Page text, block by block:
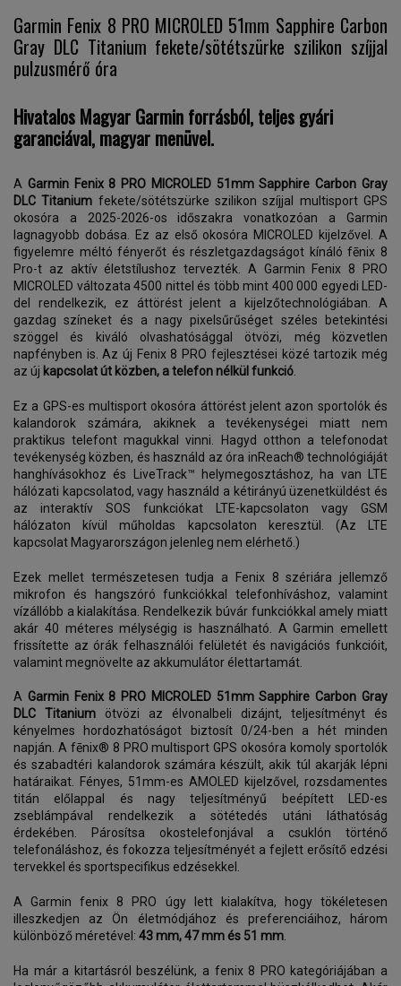
Garmin Fenix 8 PRO MICROLED 51mm Sapphire Carbon
Gray DLC Titanium fekete/sötétszürke szilikon szíjjal
pulzusmérő óra
Hivatalos Magyar Garmin forrásból, teljes gyári
garanciával, magyar menüvel.
A Garmin Fenix 8 PRO MICROLED 51mm Sapphire Carbon Gray
DLC Titanium fekete/sötétszürke szilikon szíjjal multisport GPS
okosóra a 2025-2026-os időszakra vonatkozóan a Garmin
lagnagyobb dobása. Ez az első okosóra MICROLED kijelzővel. A
figyelemre méltó fényerőt és részletgazdagságot kínáló fēnix 8
Pro-t az aktív életstílushoz tervezték. A Garmin Fenix 8 PRO
MICROLED változata 4500 nittel és több mint 400 000 egyedi LED-
del rendelkezik, ez áttörést jelent a kijelzőtechnológiában. A
gazdag színeket és a nagy pixelsűrűséget széles betekintési
szöggel és kiváló olvashatósággal ötvözi, még közvetlen
napfényben is. Az új Fenix ​​8 PRO fejlesztései közé tartozik még
az új kapcsolat út közben, a telefon nélkül funkció
Ez a GPS-es multisport okosóra áttörést jelent azon sportolók és
kalandorok számára, akiknek a tevékenységei miatt nem
praktikus telefont magukkal vinni. Hagyd otthon a telefonodat
tevékenység közben, és használd az óra inReach® technológiáját
hanghívásokhoz és LiveTrack™ helymegosztáshoz, ha van LTE
hálózati kapcsolatod, vagy használd a kétirányú üzenetküldést és
az interaktív SOS funkciókat LTE-kapcsolaton vagy GSM
hálózaton kívül műholdas kapcsolaton keresztül. (Az LTE
kapcsolat Magyarországon jelenleg nem elérhető.)
Ezek mellet természetesen tudja a Fenix 8 szériára jellemző
mikrofon és hangszóró funkciókkal telefonhíváshoz, valamint
vízállóbb a kialakítása. Rendelkezik búvár funkciókkal amely miatt
akár 40 méteres mélységig is használható. A Garmin emellett
frissítette az órák felhasználói felületét és navigációs funkcióit,
valamint megnövelte az akkumulátor élettartamát.
A Garmin Fenix 8 PRO MICROLED 51mmSapphire Carbon Gray
DLC Titanium ötvözi az élvonalbeli dizájnt, teljesítményt és
kényelmes hordozhatóságot biztosít 0/24-ben a hét minden
napján. A fēnix® 8 PRO multisport GPS okosóra komoly sportolók
és szabadtéri kalandorok számára készült, akik túl akarják lépni
határaikat. Fényes, 51mm-es AMOLED kijelzővel, rozsdamentes
titán előlappal és nagy teljesítményű beépített LED-es
zseblámpával rendelkezik a sötétedés utáni láthatóság
érdekében. Párosítsa okostelefonjával a csuklón történő
telefonáláshoz, és fokozza teljesítményét a fejlett erősítő edzési
tervekkel és sportspecifikus edzésekkel.
A Garmin fenix 8 PRO úgy lett kialakítva, hogy tökéletesen
illeszkedjen az Ön életmódjához és preferenciáihoz, három
különböző méretével: 43 mm, 47 mm és 51 mm
Ha már a kitartásról beszélünk, a fenix 8 PRO kategóriájában a